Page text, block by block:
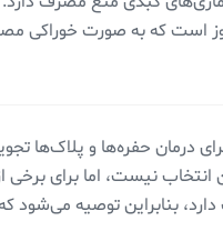
درمان حفره‌ها و